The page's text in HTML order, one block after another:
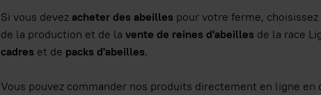
Si vous devezacheter des abeilles pour votre ferme,
de la production et de la vente de reines d'abeilles de la race
cadres et de packs d'abeilles.
Vous pouvez commander nos produits directement en ligne